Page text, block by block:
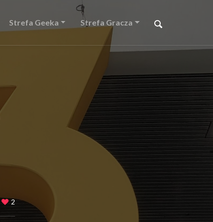
Strefa Geeka Strefa Gracza
2